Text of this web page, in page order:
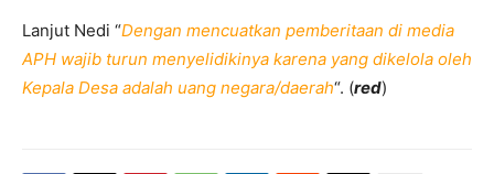
Lanjut Nedi “Dengan mencuatkan pemberitaan di media
APH wajib turun menyelidikinya karena yang dikelola oleh
Kepala Desa adalah uang negara/daerah“. (red)